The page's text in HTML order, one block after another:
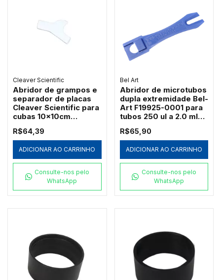
Cleaver Scientific
Abridor de grampos e
separador de placas
Cleaver Scientific para
cubas 10x10cm
R$64,39
ADICIONAR AO CARRINHO
Consulte-nos pelo
WhatsApp
Bel Art
Abridor de microtubos
dupla extremidade Bel-
Art F19925-0001 para
tubos 250 ul a 2.0 ml
R$65,90
ADICIONAR AO CARRINHO
Consulte-nos pelo
WhatsApp